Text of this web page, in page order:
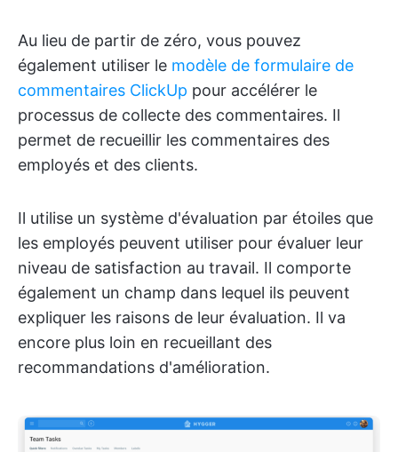
Au lieu de partir de zéro, vous pouvez
également utiliser le modèle de formulaire de
commentaires ClickUp pour accélérer le
processus de collecte des commentaires. Il
permet de recueillir les commentaires des
employés et des clients.
Il utilise un système d'évaluation par étoiles que
les employés peuvent utiliser pour évaluer leur
niveau de satisfaction au travail. Il comporte
également un champ dans lequel ils peuvent
expliquer les raisons de leur évaluation. Il va
encore plus loin en recueillant des
recommandations d'amélioration.